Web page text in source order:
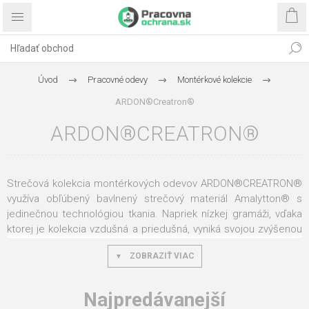
Úvod Pracovné odevy Montérkové kolekcie
ARDON®Creatron®
ARDON®CREATRON®
Strečová kolekcia montérkových odevov ARDON®CREATRON®
využíva obľúbený bavlnený strečový materiál Amalytton® s
jedinečnou technológiou tkania. Napriek nízkej gramáži, vďaka
ktorej je kolekcia vzdušná a priedušná, vyniká svojou zvýšenou
pevnosťou. Ešte väčší komfort pri pohybe zaisťujú funkčné diely
zo štvorsmerne elastického odolného materiálu Tabiflex®
inovatívnou technológiou ADN®AdaptBelt, ktorá prináša novú
úroveň komfortu pri nosení laclových nohavíc. Umožňuje
ZOBRAZIŤ VIAC
Najpredávanejší